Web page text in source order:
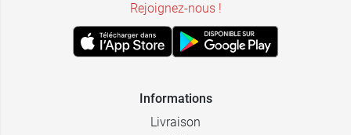
Rejoignez-nous !
Informations
Livraison